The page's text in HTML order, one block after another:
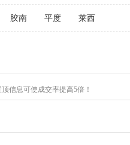
胶南 平度 莱西
信息可使成交率提高5倍！